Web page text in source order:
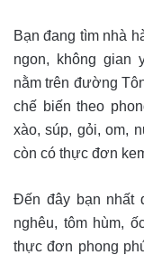
Bạn đang tìm nhà
ngon, không gian
nằm trên đường
chế biến theo
xào, súp, gỏi, om,
còn có thực đơn
Đến đây bạn nhất
nghêu, tôm hùm,
thực đơn phong